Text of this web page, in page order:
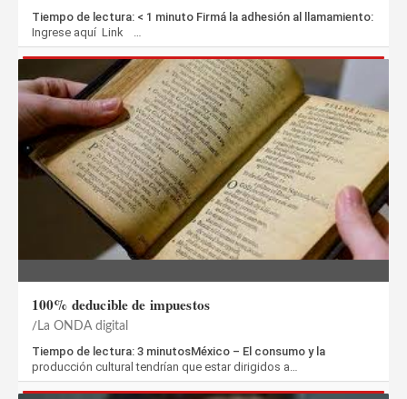
Tiempo de lectura: < 1 minuto​ Firmá la adhesión al llamamiento:
Ingrese aquí Link …
100% deducible de impuestos
La ONDA digital
Tiempo de lectura: 3 minutosMéxico – El consumo y la
producción cultural tendrían que estar dirigidos a…